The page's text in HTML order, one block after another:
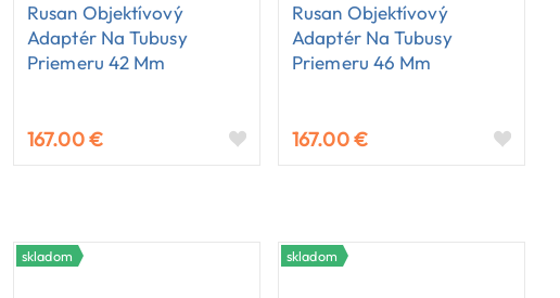
Rusan Objektívový
Adaptér Na Tubusy
Priemeru 42 Mm
167.00 €
Rusan Objektívový
Adaptér Na Tubusy
Priemeru 46 Mm
167.00 €
skladom skladom